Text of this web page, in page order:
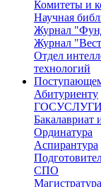
Комитеты и
Научная
Журнал
Журнал
Отдел
технологий
Абитуриенту
ГОСУСЛУГИ
Бакалавриат
Ординатура
Аспирантура
СПО
Магистратура